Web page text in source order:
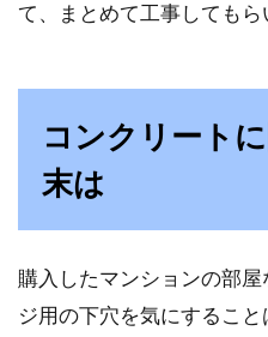
て、まとめて工事してもら
コンクリート
末は
購入したマンションの部
ジ用の下穴を気にすること